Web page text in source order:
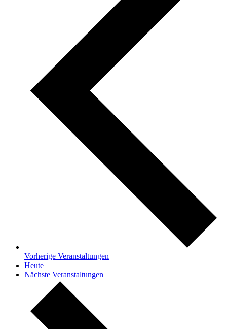
Vorherige Veranstaltungen
Heute
Nächste Veranstaltungen